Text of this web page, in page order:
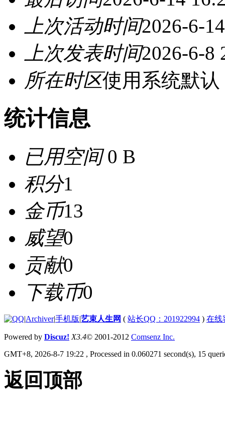
上次活动时间2026-6-
上次发表时间2026-6-8
所在时区使用系统默认
统计信息
已用空间0 B
积分1
金币13
威望0
贡献0
下载币0
|Archiver|手机版|艺束人生网 ( 站长QQ：201922994 ) 在线
Powered by Discuz! X3.4© 2001-2012 Comsenz Inc.
GMT+8, 2026-8-7 19:22 , Processed in 0.060271 second(s), 15
返回顶部